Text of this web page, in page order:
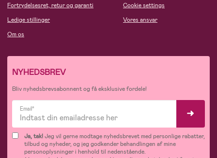
Fortrydelsesret, retur og garanti
Ledige stillinger
Om os
Cookie settings
Vores ansvar
NYHEDSBREV
Bliv nyhedsbrevsabonnent og få eksklusive fordele!
Email*
Ja, tak!Jeg vil gerne modtage nyhedsbrevet med personlige rabatter,
tilbud og nyheder, og jeg godkender behandlingen af mine
personoplysninger i henhold til nedenstående.